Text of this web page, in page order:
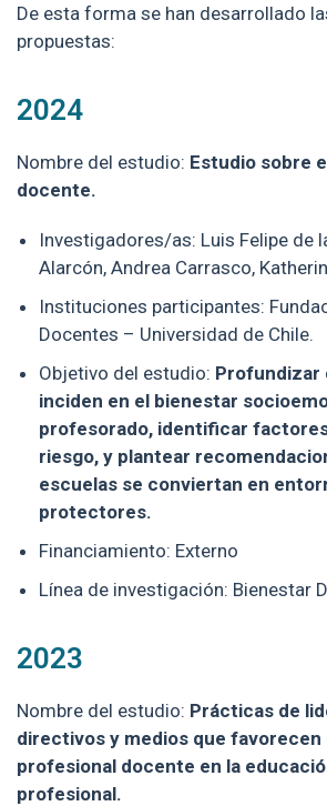
De esta forma se han desarrollado
propuestas:
2024
Nombre del estudio: Estudio sobre
docente.
Investigadores/as: Luis Felipe de
Alarcón, Andrea Carrasco,
Instituciones participantes:
Docentes – Universidad de Chile.
Objetivo del estudio: Profundizar
inciden en el bienestar
profesorado, identificar
riesgo, y plantear
escuelas se conviertan en
protectores.
Financiamiento: Externo
Línea de investigación: Bienestar
2023
Nombre del estudio: Prácticas de
directivos y medios que favorecen
profesional docente en la
profesional.